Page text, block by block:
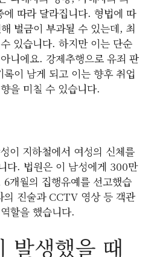
따라 달라집니다. 형법에 따
벌금이 부과될 수 있는데, 최
있습니다. 하지만 이는 단순
니에요. 강제추행으로 유죄 판
이 남게 되고 이는 향후 취업
을 미칠 수 있습니다.
이 지하철에서 여성의 신체를
다. 법원은 이 남성에게 300만
개월의 집행유예를 선고했습
의 진술과 CCTV 영상 등 객관
할을 했습니다.
발생했을 때